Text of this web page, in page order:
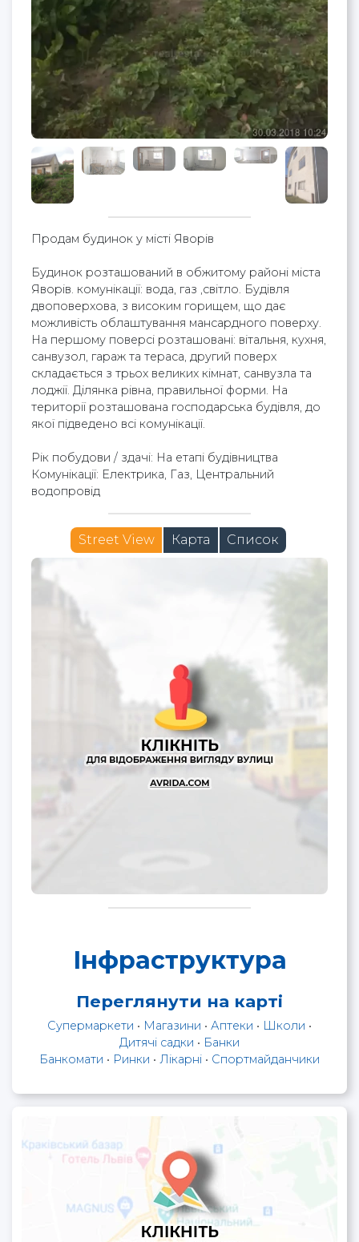
Продам будинок у місті Яворів
Будинок розташований в обжитому районі міста
Яворів. комунікації: вода, газ ,світло. Будівля
двоповерхова, з високим горищем, що дає
можливість облаштування мансардного поверху.
На першому поверсі розташовані: вітальня, кухня,
санвузол, гараж та тераса, другий поверх
складається з трьох великих кімнат, санвузла та
лоджії. Ділянка рівна, правильної форми. На
території розташована господарська будівля, до
якої підведено всі комунікації.
Рік побудови / здачі: На етапі будівництва
Комунікації: Електрика, Газ, Центральний
водопровід
Street View Карта Список
Інфраструктура
Переглянути на карті
Супермаркети • Магазини • Аптеки • Школи •
Дитячі садки • Банки
Банкомати • Ринки • Лікарні • Спортмайданчики